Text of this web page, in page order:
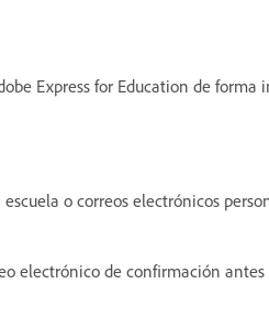
Express for Education de forma
o correos electrónicos
electrónico de confirmación